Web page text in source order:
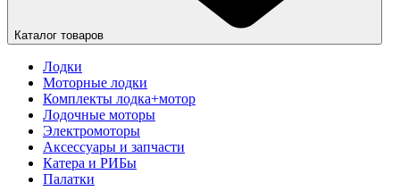
Каталог товаров
Лодки
Моторные лодки
Комплекты лодка+мотор
Лодочные моторы
Электромоторы
Аксессуары и запчасти
Катера и РИБы
Палатки